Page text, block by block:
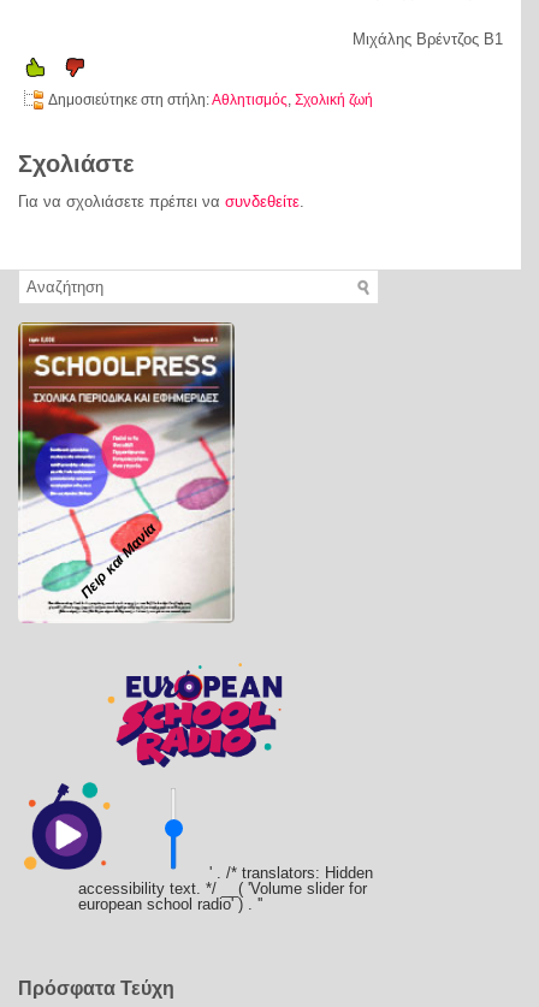
Μιχάλης Βρέντζος B1
Δημοσιεύτηκε στη στήλη:Αθλητισμός, Σχολική ζωή
Σχολιάστε
Για να σχολιάσετε πρέπει να συνδεθείτε.
Πειρ και Μανία
' . /* translators: Hidden
accessibility text. */ __( 'Volume slider for
european school radio' ) . ''
Πρόσφατα Τεύχη